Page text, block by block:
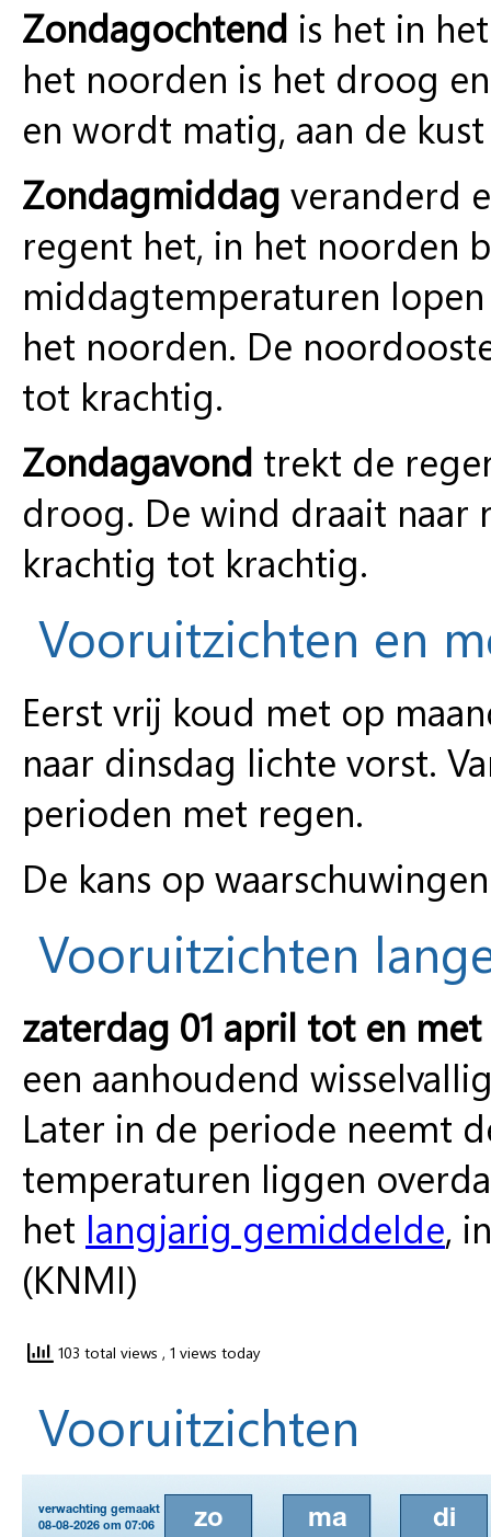
Zondagochtend is het in
het noorden is het droog
en wordt matig, aan de
Zondagmiddag veranderd
regent het, in het noorden
middagtemperaturen lopen
het noorden. De
tot krachtig.
Zondagavond trekt de
droog. De wind draait
krachtig tot krachtig.
Vooruitzichten en
Eerst vrij koud met op
naar dinsdag lichte vorst.
perioden met regen.
De kans op
Vooruitzichten
zaterdag 01 april tot en
een aanhoudend
Later in de periode neemt
temperaturen liggen
het langjarig gemiddelde,
(KNMI)
103 total views , 1 views today
Vooruitzichten